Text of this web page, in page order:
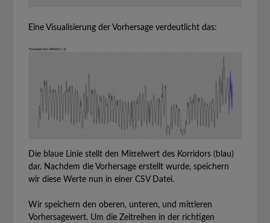
Eine Visualisierung der Vorhersage verdeutlicht das:
Die blaue Linie stellt den Mittelwert des Korridors (blau)
dar. Nachdem die Vorhersage erstellt wurde, speichern
wir diese Werte nun in einer CSV Datei.
Wir speichern den oberen, unteren, und mittleren
Vorhersagewert. Um die Zeitreihen in der richtigen